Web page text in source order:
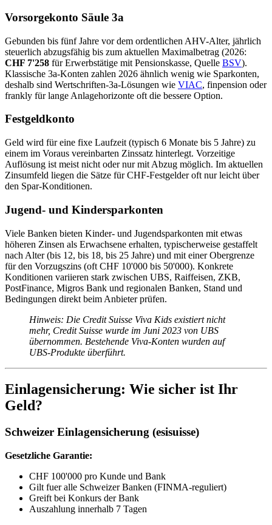
Vorsorgekonto Säule 3a
Gebunden bis fünf Jahre vor dem ordentlichen AHV-Alter, jährlich
steuerlich abzugsfähig bis zum aktuellen Maximalbetrag (2026:
CHF 7'258 für Erwerbstätige mit Pensionskasse, Quelle BSV).
Klassische 3a-Konten zahlen 2026 ähnlich wenig wie Sparkonten,
deshalb sind Wertschriften-3a-Lösungen wie VIAC, finpension oder
frankly für lange Anlagehorizonte oft die bessere Option.
Festgeldkonto
Geld wird für eine fixe Laufzeit (typisch 6 Monate bis 5 Jahre) zu
einem im Voraus vereinbarten Zinssatz hinterlegt. Vorzeitige
Auflösung ist meist nicht oder nur mit Abzug möglich. Im aktuellen
Zinsumfeld liegen die Sätze für CHF-Festgelder oft nur leicht über
den Spar-Konditionen.
Jugend- und Kindersparkonten
Viele Banken bieten Kinder- und Jugendsparkonten mit etwas
höheren Zinsen als Erwachsene erhalten, typischerweise gestaffelt
nach Alter (bis 12, bis 18, bis 25 Jahre) und mit einer Obergrenze
für den Vorzugszins (oft CHF 10'000 bis 50'000). Konkrete
Konditionen variieren stark zwischen UBS, Raiffeisen, ZKB,
PostFinance, Migros Bank und regionalen Banken, Stand und
Bedingungen direkt beim Anbieter prüfen.
Hinweis: Die Credit Suisse Viva Kids existiert nicht
mehr, Credit Suisse wurde im Juni 2023 von UBS
übernommen. Bestehende Viva-Konten wurden auf
UBS-Produkte überführt.
Einlagensicherung: Wie sicher ist Ihr
Geld?
Schweizer Einlagensicherung (esisuisse)
Gesetzliche Garantie:
CHF 100'000 pro Kunde und Bank
Gilt fuer alle Schweizer Banken (FINMA-reguliert)
Greift bei Konkurs der Bank
Auszahlung innerhalb 7 Tagen